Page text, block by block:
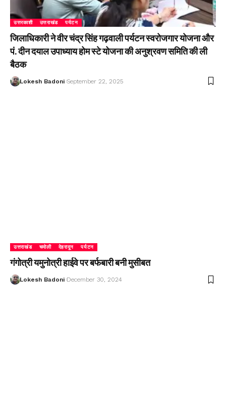
उत्तरकाशी उत्तराखंड पर्यटन
जिलाधिकारी ने वीर चंद्र सिंह गढ़वाली पर्यटन स्वरोजगार योजना और
पं. दीन दयाल उपाध्याय होम स्टे योजना की अनुश्रवण समिति की ली
बैठक
Lokesh Badoni September 22, 2025
उत्तराखंड चमोली देहरादून पर्यटन
गंगोत्री यमुनोत्री हाईवे पर बर्फबारी बनी मुसीबत
Lokesh Badoni December 30, 2024